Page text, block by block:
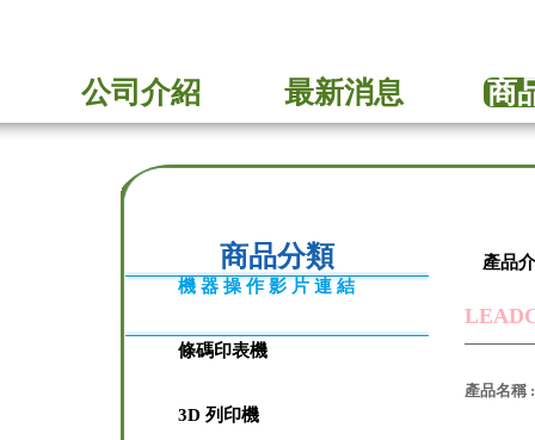
公司介紹 最新消息 商
商品分類
機 器 操 作 影 片 連 結
條碼印表機
3D 列印機
產品
產品名稱 :